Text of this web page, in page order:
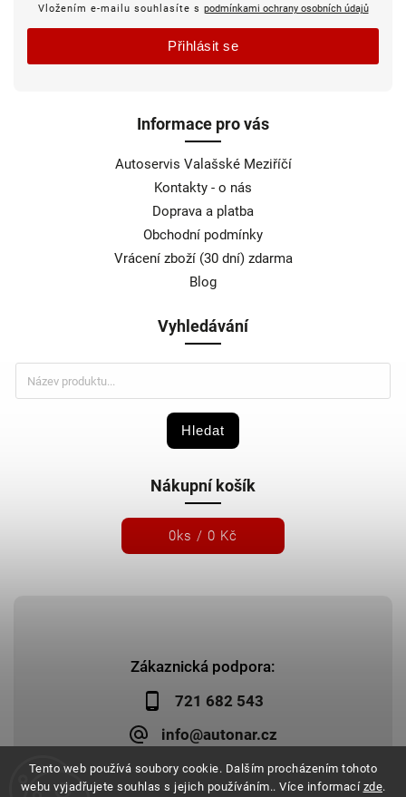
Tento web používá soubory cookie. Dalším procházením tohoto
webu vyjadřujete souhlas s jejich používáním.. Více informací zde.
Zákaznická podpora:
721 682 543
info@autonar.cz
Informace pro vás
Autoservis Valašské Meziříčí
Kontakty - o nás
Doprava a platba
Obchodní podmínky
Vrácení zboží (30 dní) zdarma
Blog
Vyhledávání
Hledat
Nákupní košík
0ks / 0 Kč
Vložením e-mailu souhlasíte s podmínkami ochrany osobních údajů
Přihlásit se